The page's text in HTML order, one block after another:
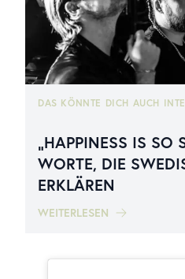
DAS KÖNNTE DICH AUCH
„HAPPINESS IS SO
WORTE, DIE
ERKLÄREN
WEITERLESEN